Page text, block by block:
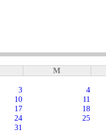
M
3 4
10
11
17
18
24
25
31